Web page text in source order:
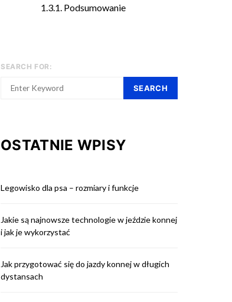
Podsumowanie
SEARCH FOR:
SEARCH
OSTATNIE WPISY
Legowisko dla psa – rozmiary i funkcje
Jakie są najnowsze technologie w jeździe konnej
i jak je wykorzystać
Jak przygotować się do jazdy konnej w długich
dystansach